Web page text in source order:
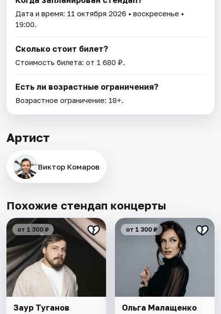
Дата и время: 11 октября 2026 • воскресенье •
19:00.
Сколько стоит билет?
Стоимость билета: от 1 680 ₽.
Есть ли возрастные ограничения?
Возрастное ограничение: 18+.
Артист
Виктор Комаров
Похожие стендап концерты
от 1 300 ₽
Заур Туганов
от 1 300 ₽
Ольга Малащенко